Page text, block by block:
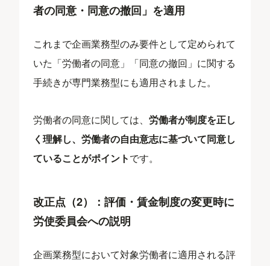
者の同意・同意の撤回」を適用
これまで企画業務型のみ要件として定められて
いた「労働者の同意」「同意の撤回」に関する
手続きが専門業務型にも適用されました。
労働者の同意に関しては、労働者が制度を正し
く理解し、労働者の自由意志に基づいて同意し
ていることがポイントです。
改正点（2）：評価・賃金制度の変更時に
労使委員会への説明
企画業務型において対象労働者に適用される評